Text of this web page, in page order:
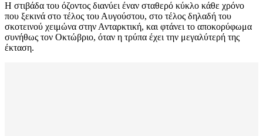
Η στιβάδα του όζοντος διανύει έναν σταθερό κύκλο κάθε χρόνο
που ξεκινά στο τέλος του Αυγούστου, στο τέλος δηλαδή του
σκοτεινού χειμώνα στην Ανταρκτική, και φτάνει το αποκορύφωμα
συνήθως τον Οκτώβριο, όταν η τρύπα έχει την μεγαλύτερή της
έκταση.